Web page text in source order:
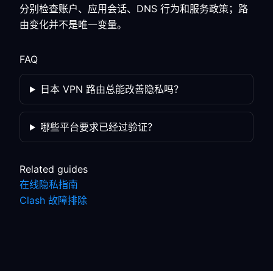
分别检查账户、应用会话、DNS 行为和服务政策；路
由变化并不是唯一变量。
FAQ
日本 VPN 路由总能改善隐私吗？
哪些平台要求已经过验证？
Related guides
在线隐私指南
Clash 故障排除